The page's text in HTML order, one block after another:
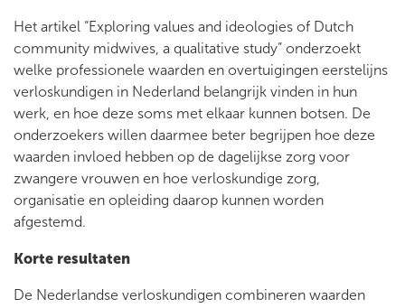
Het artikel “Exploring values and ideologies of Dutch
community midwives, a qualitative study” onderzoekt
welke professionele waarden en overtuigingen eerstelijns
verloskundigen in Nederland belangrijk vinden in hun
werk, en hoe deze soms met elkaar kunnen botsen. De
onderzoekers willen daarmee beter begrijpen hoe deze
waarden invloed hebben op de dagelijkse zorg voor
zwangere vrouwen en hoe verloskundige zorg,
organisatie en opleiding daarop kunnen worden
afgestemd.​
Korte resultaten
De Nederlandse verloskundigen combineren waarden